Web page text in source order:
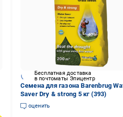
Бесплатная доставка
в почтоматы Эпицентр
Семена для газона Barenbrug
Saver Dry & strong 5 кг (393)
оценить